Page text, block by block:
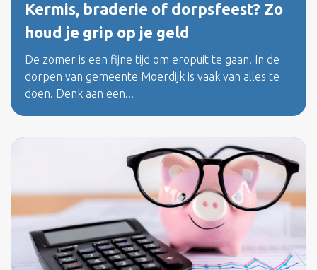
Kermis, braderie of dorpsfeest? Zo
houd je grip op je geld
De zomer is een fijne tijd om eropuit te gaan. In de
dorpen van gemeente Moerdijk is vaak van alles te
doen. Denk aan een...